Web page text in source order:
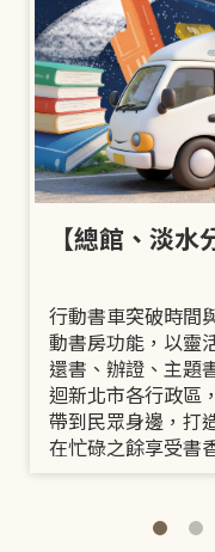
【總館、淡
行動書車突破時間
動書房功能，以靈
還書、辦證、主題
迴新北市各行政區
帶到民眾身邊，打
在忙碌之餘享受書